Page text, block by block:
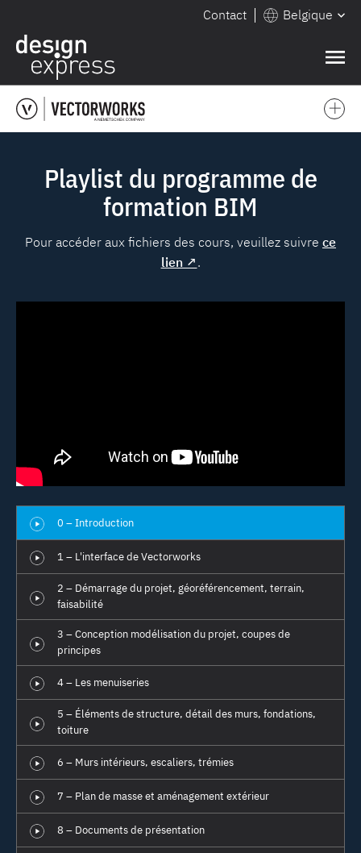
Contact Belgique
❌
Playlist du programme de
formation BIM
Pour accéder aux fichiers des cours, veuillez suivre ce
lien ↗ .
0 – Introduction
1 – L'interface de Vectorworks
2 – Démarrage du projet, géoréférencement, terrain,
faisabilité
3 – Conception modélisation du projet, coupes de
principes
4 – Les menuiseries
5 – Éléments de structure, détail des murs, fondations,
toiture
6 – Murs intérieurs, escaliers, trémies
7 – Plan de masse et aménagement extérieur
8 – Documents de présentation